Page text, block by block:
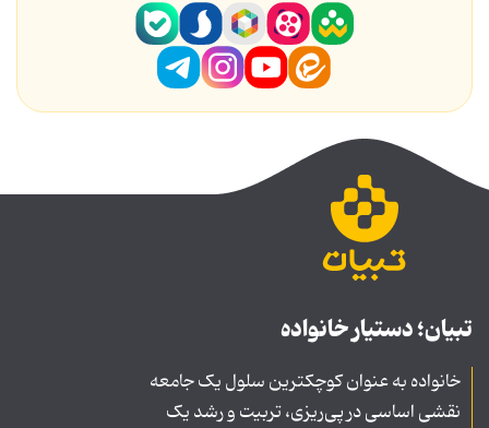
تبیان؛ دستیار خانواده
خانواده به عنوان کوچکترین سلول یک جامعه
نقشی اساسی در پی‌ریزی، تربیت و رشد یک